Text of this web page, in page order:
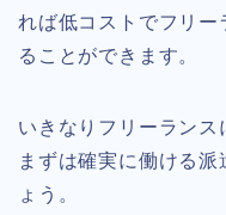
れば低コストでフリ
ることができます。
いきなりフリーランス
まずは確実に働ける
ょう。